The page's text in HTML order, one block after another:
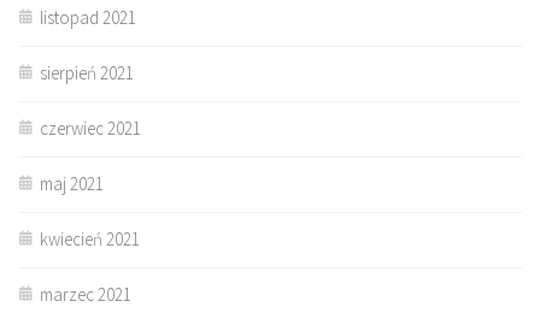
listopad 2021
sierpień 2021
czerwiec 2021
maj 2021
kwiecień 2021
marzec 2021